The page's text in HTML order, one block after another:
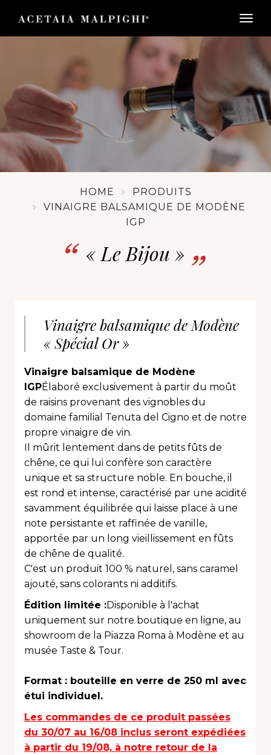
HOME
PRODUITS
VINAIGRE BALSAMIQUE DE MODÈNE
IGP
« Le Bijou »
Vinaigre balsamique de Modène
« Spécial Or »
Vinaigre balsamique de Modène
IGPÉlaboré exclusivement à partir du moût
de raisins provenant des vignobles du
domaine familial Tenuta del Cigno et de notre
propre vinaigre de vin.
Il mûrit lentement dans de petits fûts de
chêne, ce qui lui confère son caractère
unique et sa structure noble. En bouche, il
est rond et intense, caractérisé par une acidité
savamment équilibrée qui laisse place à une
note persistante et raffinée de vanille,
apportée par un long vieillissement en fûts
de chêne de qualité.
C'est un produit 100 % naturel, sans caramel
ajouté, sans colorants ni additifs.
Édition limitée :Disponible à l'achat
uniquement sur notre boutique en ligne, au
showroom de la Piazza Roma à Modène et au
musée Taste & Tour.
Format : bouteille en verre de 250 ml avec
étui individuel.
Les commandes de ce produit passées
du 30/07 au 16/08 inclus seront expédiées
à partir du 19/08, à notre retour de la